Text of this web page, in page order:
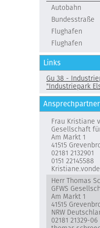
Autobahn
Bundesstraße
Flughafen
Flughafen
Links
Gu 38 -
"Industriepark
Ansprechpartner
Frau Kristiane
Gesellschaft
Am Markt 1
41515
02181 2132901
0151 22145588
Herr Thomas
GFWS
Am Markt 1
41515
NRW
02181 21329-06